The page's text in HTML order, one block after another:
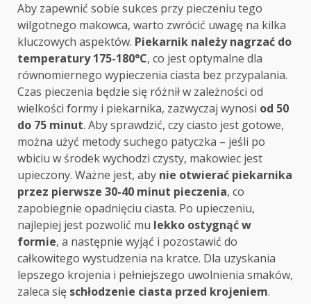
Aby zapewnić sobie sukces przy pieczeniu tego
wilgotnego makowca, warto zwrócić uwagę na kilka
kluczowych aspektów. Piekarnik należy nagrzać do
temperatury 175-180°C, co jest optymalne dla
równomiernego wypieczenia ciasta bez przypalania.
Czas pieczenia będzie się różnił w zależności od
wielkości formy i piekarnika, zazwyczaj wynosi od 50
do 75 minut. Aby sprawdzić, czy ciasto jest gotowe,
można użyć metody suchego patyczka – jeśli po
wbiciu w środek wychodzi czysty, makowiec jest
upieczony. Ważne jest, aby nie otwierać piekarnika
przez pierwsze 30-40 minut pieczenia, co
zapobiegnie opadnięciu ciasta. Po upieczeniu,
najlepiej jest pozwolić mu lekko ostygnąć w
formie, a następnie wyjąć i pozostawić do
całkowitego wystudzenia na kratce. Dla uzyskania
lepszego krojenia i pełniejszego uwolnienia smaków,
zaleca się schłodzenie ciasta przed krojeniem.